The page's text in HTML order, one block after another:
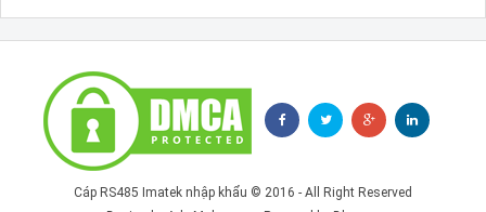
Cáp RS485 Imatek nhập khẩu © 2016 - All Right Reserved